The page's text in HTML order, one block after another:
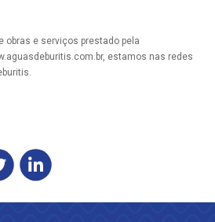
obras e serviços prestado pela
estamos nas redes